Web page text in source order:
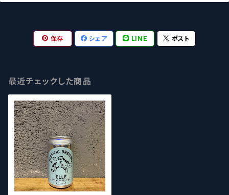
保存 シェア LINE ポスト
最近チェックした商品